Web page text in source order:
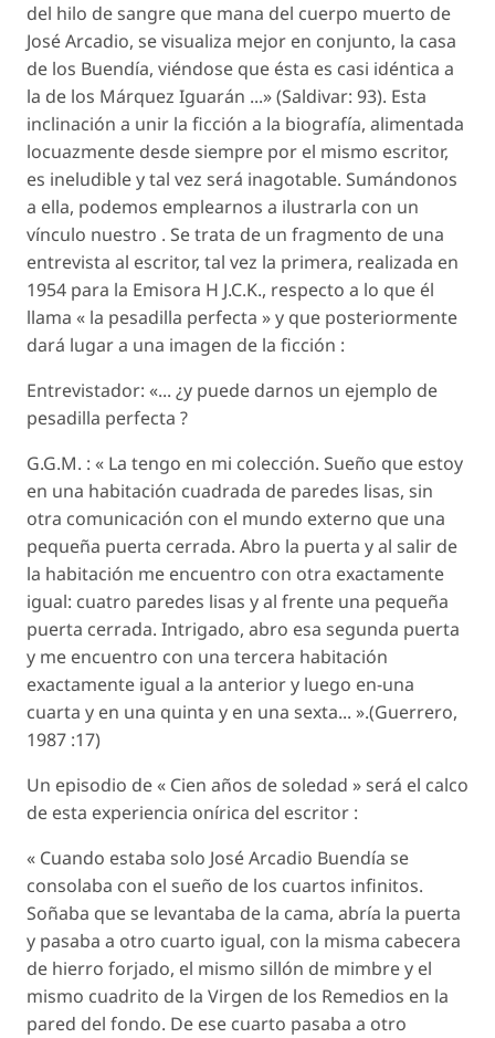
del hilo de sangre que mana del cuerpo muerto de
José Arcadio, se visualiza mejor en conjunto, la casa
de los Buendía, viéndose que ésta es casi idéntica a
la de los Márquez Iguarán ...» (Saldivar: 93). Esta
inclinación a unir la ficción a la biografía, alimentada
locuazmente desde siempre por el mismo escritor,
es ineludible y tal vez será inagotable. Sumándonos
a ella, podemos emplearnos a ilustrarla con un
vínculo nuestro . Se trata de un fragmento de una
entrevista al escritor, tal vez la primera, realizada en
1954 para la Emisora H J.C.K., respecto a lo que él
llama « la pesadilla perfecta » y que posteriormente
dará lugar a una imagen de la ficción :
Entrevistador: «... ¿y puede darnos un ejemplo de
pesadilla perfecta ?
G.G.M. : « La tengo en mi colección. Sueño que estoy
en una habitación cuadrada de paredes lisas, sin
otra comunicación con el mundo externo que una
pequeña puerta cerrada. Abro la puerta y al salir de
la habitación me encuentro con otra exactamente
igual: cuatro paredes lisas y al frente una pequeña
puerta cerrada. Intrigado, abro esa segunda puerta
y me encuentro con una tercera habitación
exactamente igual a la anterior y luego en-una
cuarta y en una quinta y en una sexta... ».(Guerrero,
1987 :17)
Un episodio de « Cien años de soledad » será el calco
de esta experiencia onírica del escritor :
« Cuando estaba solo José Arcadio Buendía se
consolaba con el sueño de los cuartos infinitos.
Soñaba que se levantaba de la cama, abría la puerta
y pasaba a otro cuarto igual, con la misma cabecera
de hierro forjado, el mismo sillón de mimbre y el
mismo cuadrito de la Virgen de los Remedios en la
pared del fondo. De ese cuarto pasaba a otro